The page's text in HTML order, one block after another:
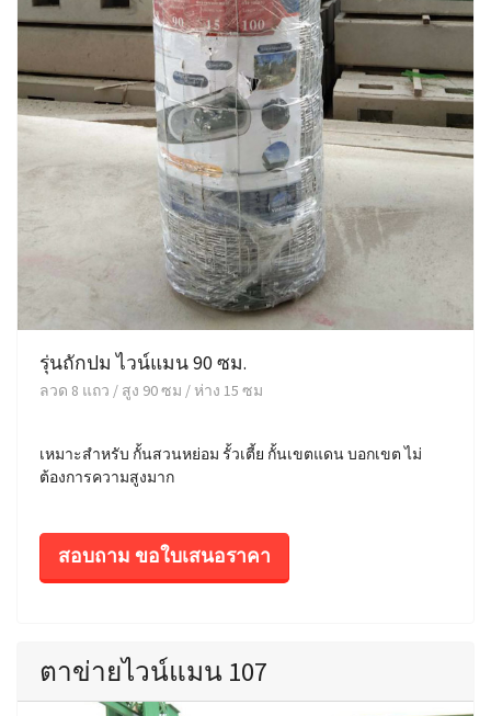
รุ่นถักปม ไวน์แมน 90 ซม.
ลวด 8 แถว / สูง 90 ซม / ห่าง 15 ซม
เหมาะสำหรับ กั้นสวนหย่อม รั้วเตี้ย กั้นเขตแดน บอกเขต ไม่
ต้องการความสูงมาก
สอบถาม ขอใบเสนอราคา
ตาข่ายไวน์แมน 107